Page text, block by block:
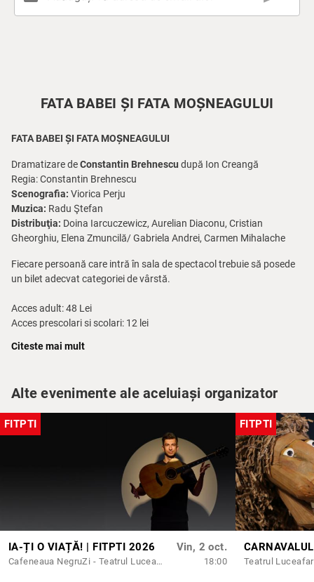
FATA BABEI ȘI FATA MOȘNEAGULUI
FATA BABEI ȘI FATA MOȘNEAGULUI
Dramatizare deConstantin Brehnescu după Ion Creangă
Regia: Constantin Brehnescu
Scenografia: Viorica Perju
Muzica: Radu Ştefan
Distribuţia: Doina Iarcuczewicz, Aurelian Diaconu, Cristian
Gheorghiu, Elena Zmuncilă/ Gabriela Andrei, Carmen Mihalache
Fiecare persoană care intră în sala de spectacol trebuie să posede
un bilet adecvat categoriei de vârstă.
Acces adult: 48 Lei
Acces prescolari si scolari: 12 lei
Durata: 55minute
Citeste mai mult
Alte evenimente ale aceluiași organizator
FITPTI
IA-ȚI O VIAȚĂ! | FITPTI 2026
Cafeneaua NegruZi - Teatrul Luceafarul
Vin, 2 oct.
18:00
FITPTI
Teatrul